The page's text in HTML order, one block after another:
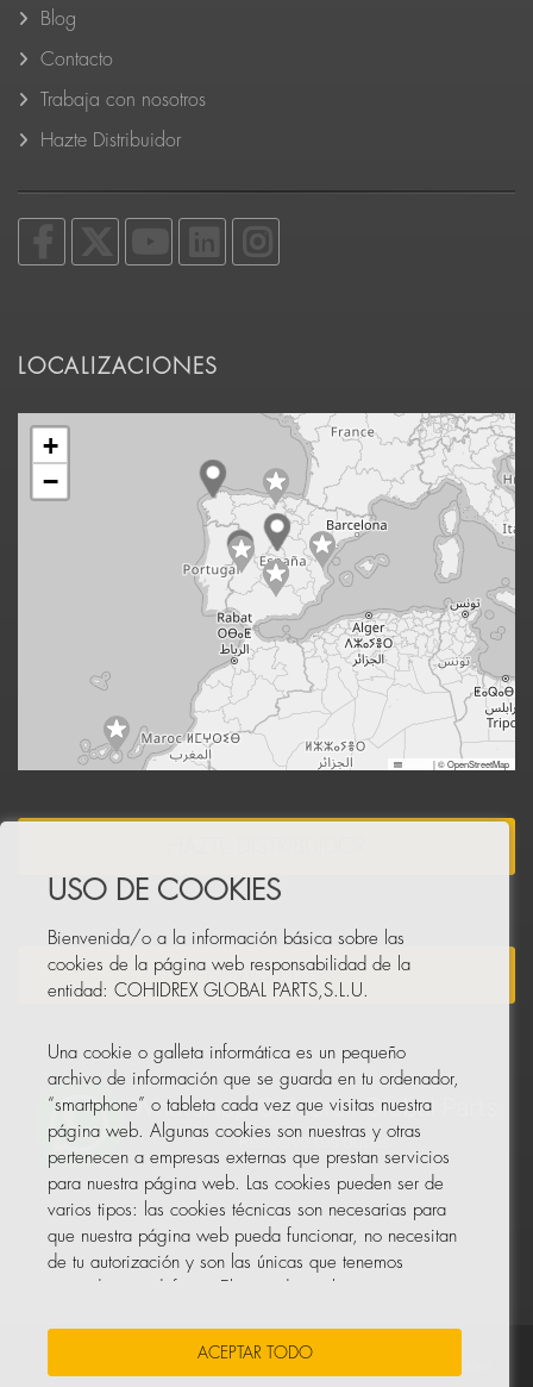
Blog
Contacto
Trabaja con nosotros
Hazte Distribuidor
LOCALIZACIONES
+
−
|© OpenStreetMap
NEWSLETTER
USO DE COOKIES
Bienvenida/o a la información básica sobre las
cookies de la página web responsabilidad de la
entidad: COHIDREX GLOBAL PARTS,S.L.U.
Una cookie o galleta informática es un pequeño
archivo de información que se guarda en tu ordenador,
“smartphone” o tableta cada vez que visitas nuestra
página web. Algunas cookies son nuestras y otras
pertenecen a empresas externas que prestan servicios
para nuestra página web. Las cookies pueden ser de
varios tipos: las cookies técnicas son necesarias para
que nuestra página web pueda funcionar, no necesitan
de tu autorización y son las únicas que tenemos
ACEPTAR TODO